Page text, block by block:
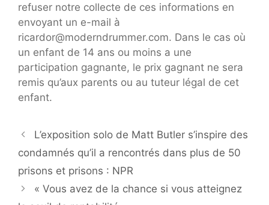
refuser notre collecte de ces informations en
envoyant un e-mail à
ricardor@moderndrummer.com. Dans le cas où
un enfant de 14 ans ou moins a une
participation gagnante, le prix gagnant ne sera
remis qu’aux parents ou au tuteur légal de cet
enfant.
L’exposition solo de Matt Butler s’inspire des
condamnés qu’il a rencontrés dans plus de 50
prisons et prisons : NPR
« Vous avez de la chance si vous atteignez